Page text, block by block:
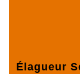
Élagueur